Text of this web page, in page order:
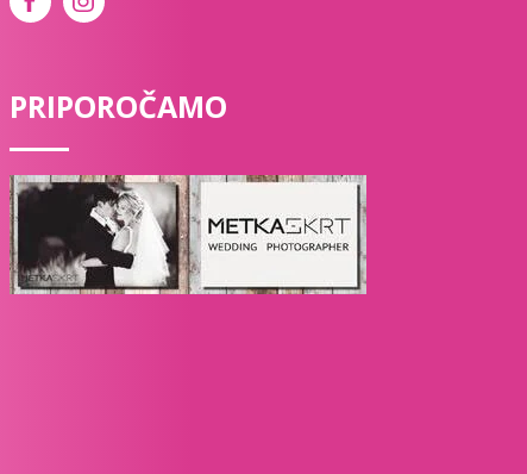
PRIPOROČAMO